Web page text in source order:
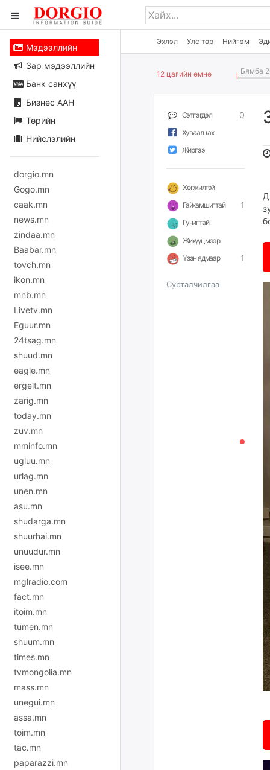
Эхлэл Улс төр Нийгэм
Мэдээллийн
Зар мэдээллийн
Банк санхүү
Бизнес ААН
Төрийн
Нийслэлийн
dorgio.mn
Gogo.mn
caak.mn
news.mn
zindaa.mn
Baabar.mn
tovch.mn
ikon.mn
mnb.mn
Livetv.mn
Eguur.mn
24tsag.mn
shuud.mn
eagle.mn
ergelt.mn
zarig.mn
today.mn
zuv.mn
mminfo.mn
ugluu.mn
urlag.mn
unen.mn
asu.mn
shudarga.mn
shuurhai.mn
unuudur.mn
isee.mn
mglradio.com
fact.mn
itoim.mn
tumen.mn
shuum.mn
times.mn
tvmongolia.mn
mass.mn
unegui.mn
assa.mn
toim.mn
tac.mn
paparazzi.mn
12 цагийн өмнө Бямба
Сэтгэгдэл 0
Хуваалцах
Жиргээ
Хөгжилтэй
Гайхамшигтай
1
Гунигтай
Жихүүцмээр
Үзэн ядмаар
1
Сурталчилгаа